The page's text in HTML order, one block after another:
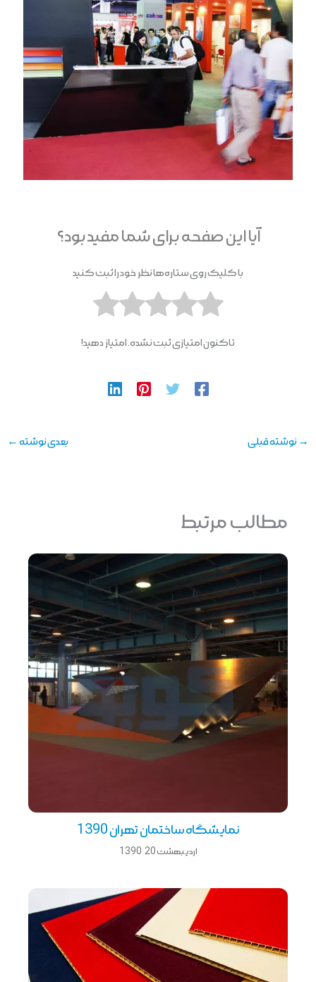
آیا این صفحه برای شما مفید بود؟
با کلیک روی ستاره‌ها نظر خود را ثبت کنید
تاکنون امتیازی ثبت نشده. امتیاز دهید!
→ نوشته قبلی بعدی نوشته ←
مطالب مرتبط
نمایشگاه ساختمان تهران 1390
اردیبهشت 20, 1390